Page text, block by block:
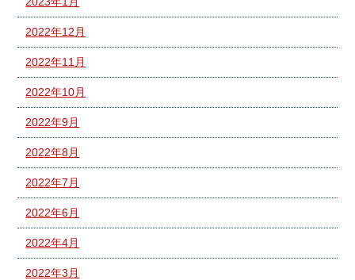
2022年12月
2022年11月
2022年10月
2022年9月
2022年8月
2022年7月
2022年6月
2022年4月
2022年3月